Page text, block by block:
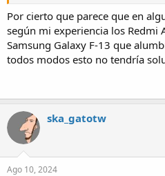
Por cierto que parece que en
según mi experiencia los Redmi
Samsung Galaxy F-13 que
todos modos esto no tendría
ska_gatotw
Ago 10, 2024